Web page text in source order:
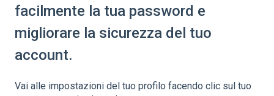
facilmente la tua password e
migliorare la sicurezza del tuo
account.
Vai alle impostazioni del tuo profilo facendo clic sul tuo